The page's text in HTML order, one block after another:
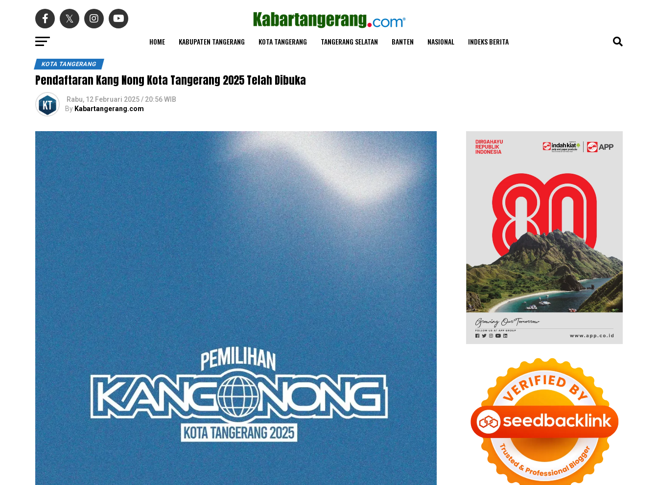
HOME KABUPATEN TANGERANG KOTA TANGERANG TANGERANG SELATAN BANTEN NASIONAL INDEKS BERITA
KOTA TANGERANG
Pendaftaran Kang Nong Kota Tangerang 2025 Telah Dibuka
Rabu, 12 Februari 2025 / 20:56 WIB
By Kabartangerang.com